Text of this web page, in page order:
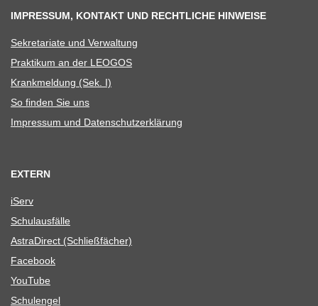
IMPRESSUM, KONTAKT UND RECHTLICHE HINWEISE
Sekre­ta­riate und Verwaltung
Prak­ti­kum an der LEOGOS
Krank­mel­dung (Sek. I)
So fin­den Sie uns
Impres­sum und Datenschutzerklärung
EXTERN
iServ
Schul­aus­fälle
Astra­Di­rect (Schließ­fä­cher)
Face­book
You­Tube
Schul­en­gel